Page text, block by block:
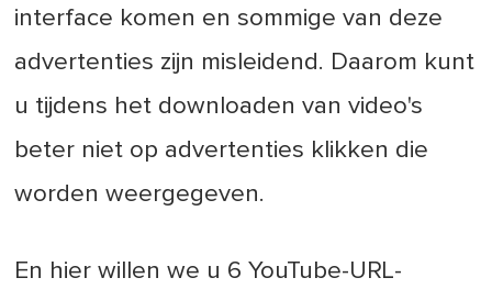
interface komen en sommige van deze
advertenties zijn misleidend. Daarom kunt
u tijdens het downloaden van video's
beter niet op advertenties klikken die
worden weergegeven.
En hier willen we u 6 YouTube-URL-